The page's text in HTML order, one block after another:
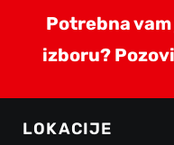
Potrebna
izboru?
LOKACIJE